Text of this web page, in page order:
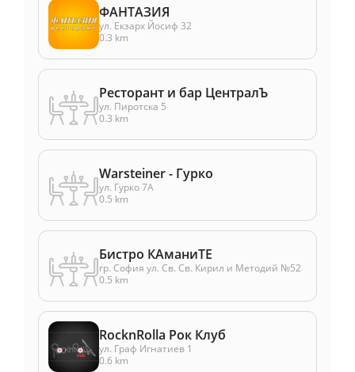
ФАНТАЗИЯ
ул. Екзарх Йосиф 32
0.3 km
Ресторант и бар ЦентралЪ
ул. Пиротска 5
0.3 km
Warsteiner - Гурко
ул. Гурко 7А
0.5 km
Бистро КАманиТЕ
гр. София ул. Св. Св. Кирил и Методий №52
0.5 km
RocknRolla Рок Клуб
ул. Граф Игнатиев 1
0.6 km